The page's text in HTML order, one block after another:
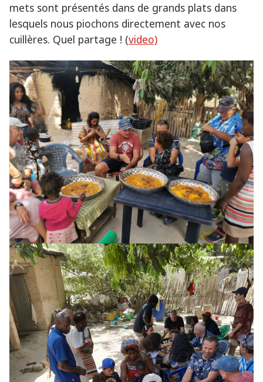
mets sont présentés dans de grands plats dans
lesquels nous piochons directement avec nos
cuillères. Quel partage ! (video)